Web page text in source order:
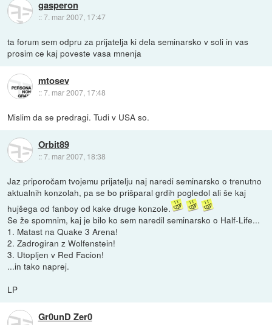
gasperon
::7. mar 2007, 17:47
ta forum sem odpru za prijatelja ki dela seminarsko v soli in vas
prosim ce kaj poveste vasa mnenja
mtosev
::7. mar 2007, 17:48
Mislim da se predragi. Tudi v USA so.
Orbit89
::7. mar 2007, 18:38
Jaz priporočam tvojemu prijatelju naj naredi seminarsko o trenutno
aktualnih konzolah, pa se bo prišparal grdih pogledol ali še kaj
hujšega od fanboy od kake druge konzole.
Se že spomnim, kaj je bilo ko sem naredil seminarsko o Half-Life...
1. Matast na Quake 3 Arena!
2. Zadrogiran z Wolfenstein!
3. Utopljen v Red Facion!
...in tako naprej.
LP
Gr0unD Zer0